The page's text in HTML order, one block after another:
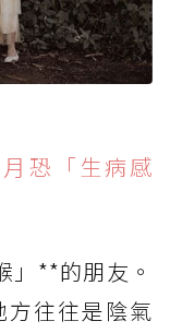
恐「生病感
」**的朋友。
方往往是陰氣